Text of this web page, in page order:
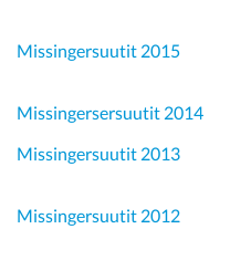
Missingersuutit 2015
Missingersersuutit 2014
Missingersuutit 2013
Missingersuutit 2012